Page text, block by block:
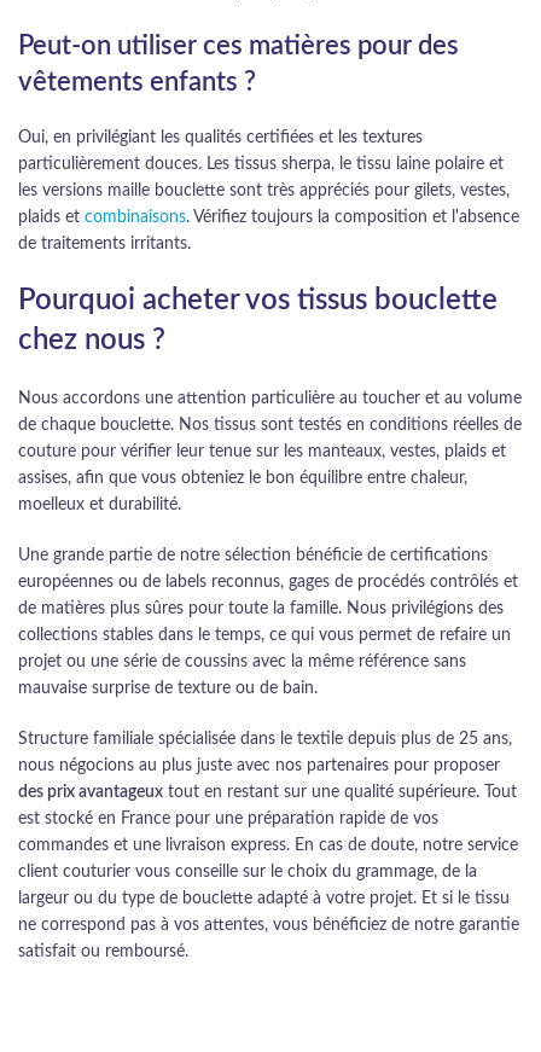
Peut-on utiliser ces matières pour des
vêtements enfants ?
Oui, en privilégiant les qualités certifiées et les textures
particulièrement douces. Les tissus sherpa, le tissu laine polaire et
les versions maille bouclette sont très appréciés pour gilets, vestes,
plaids et combinaisons. Vérifiez toujours la composition et l'absence
de traitements irritants.
Pourquoi acheter vos tissus bouclette
chez nous ?
Nous accordons une attention particulière au toucher et au volume
de chaque bouclette. Nos tissus sont testés en conditions réelles de
couture pour vérifier leur tenue sur les manteaux, vestes, plaids et
assises, afin que vous obteniez le bon équilibre entre chaleur,
moelleux et durabilité.
Une grande partie de notre sélection bénéficie de certifications
européennes ou de labels reconnus, gages de procédés contrôlés et
de matières plus sûres pour toute la famille. Nous privilégions des
collections stables dans le temps, ce qui vous permet de refaire un
projet ou une série de coussins avec la même référence sans
mauvaise surprise de texture ou de bain.
Structure familiale spécialisée dans le textile depuis plus de 25 ans,
nous négocions au plus juste avec nos partenaires pour proposer
des prix avantageux tout en restant sur une qualité supérieure. Tout
est stocké en France pour une préparation rapide de vos
commandes et une livraison express. En cas de doute, notre service
client couturier vous conseille sur le choix du grammage, de la
largeur ou du type de bouclette adapté à votre projet. Et si le tissu
ne correspond pas à vos attentes, vous bénéficiez de notre garantie
satisfait ou remboursé.